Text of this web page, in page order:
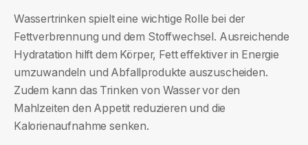
Wassertrinken spielt eine wichtige Rolle bei der
Fettverbrennung und dem Stoffwechsel. Ausreichende
Hydratation hilft dem Körper, Fett effektiver in Energie
umzuwandeln und Abfallprodukte auszuscheiden.
Zudem kann das Trinken von Wasser vor den
Mahlzeiten den Appetit reduzieren und die
Kalorienaufnahme senken.